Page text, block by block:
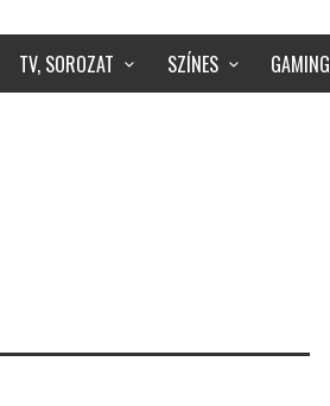
TV, SOROZAT SZÍNES GAMING